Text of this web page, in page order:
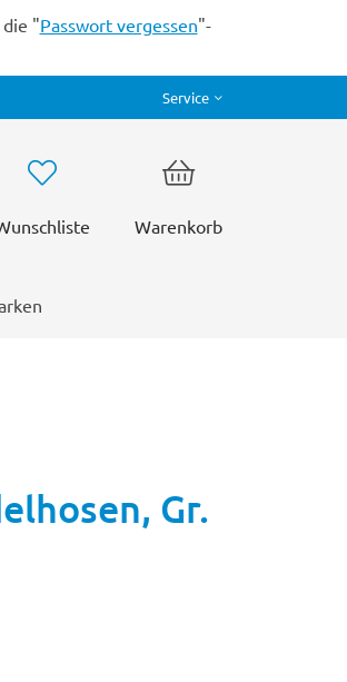
"Passwort vergessen"-
Service
Warenkorb
Gr.